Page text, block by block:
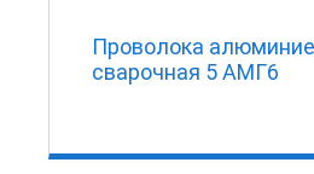
Проволока
сварочная 5 АМГ6